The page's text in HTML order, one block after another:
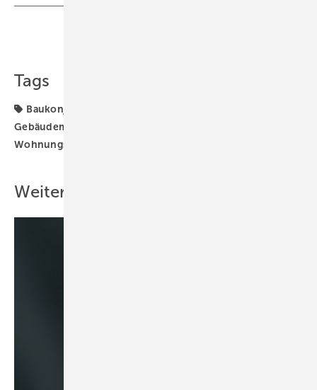
Tags
Baukonjunktur
Gebäudemodernisierung
Wohnungsbau
Weitere Inhalte